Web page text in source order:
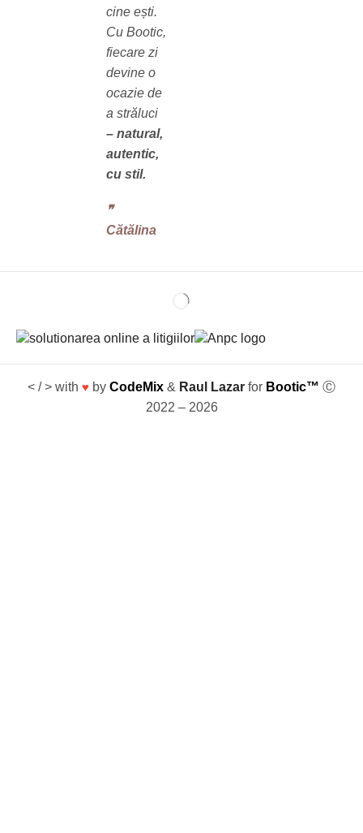
cine ești.
Cu Bootic,
fiecare zi
devine o
ocazie de
a străluci
– natural,
autentic,
cu stil.
❞‬
Cătălina
< / > with ♥ by CodeMix & Raul Lazar for Bootic™ Ⓒ
2022 – 2026